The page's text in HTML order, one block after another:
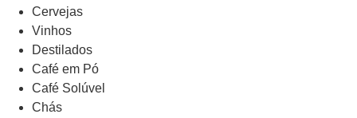
Cervejas
Vinhos
Destilados
Café em Pó
Café Solúvel
Chás